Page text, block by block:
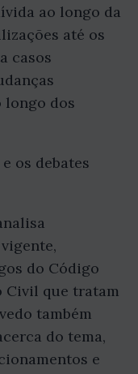
ao longo da
até os
casos
longo dos
os debates
do Código
Civil que tratam
também
do tema,
e